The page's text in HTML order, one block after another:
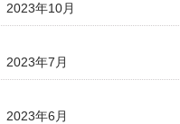
2023年10月
2023年7月
2023年6月